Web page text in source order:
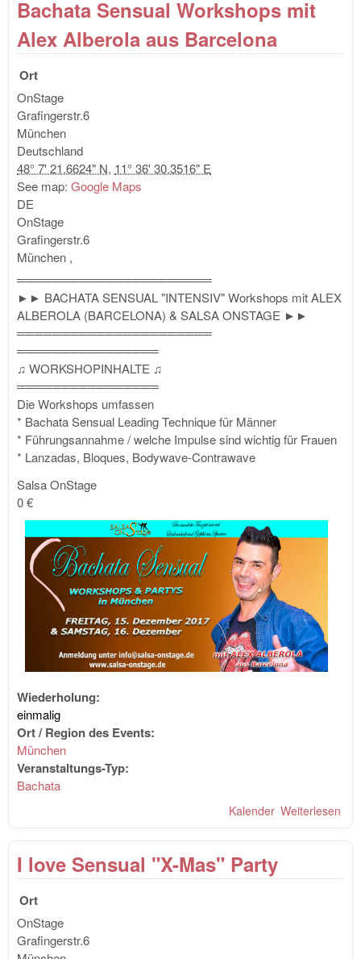
Bachata Sensual Workshops mit
Alex Alberola aus Barcelona
Ort
OnStage
Grafingerstr.6
München
Deutschland
48° 7' 21.6624" N, 11° 36' 30.3516" E
See map: Google Maps
DE
OnStage
Grafingerstr.6
München ,
══════════════════════
►► BACHATA SENSUAL "INTENSIV" Workshops mit ALEX
ALBEROLA (BARCELONA) & SALSA ONSTAGE ►►
══════════════════════
════════════════
♫ WORKSHOPINHALTE ♫
════════════════
Die Workshops umfassen
* Bachata Sensual Leading Technique für Männer
* Führungsannahme / welche Impulse sind wichtig für Frauen
* Lanzadas, Bloques, Bodywave-Contrawave
Salsa OnStage
0 €
Wiederholung:
einmalig
Ort / Region des Events:
München
Veranstaltungs-Typ:
Bachata
Weiterlesen
Kalender
I love Sensual "X-Mas" Party
Ort
OnStage
Grafingerstr.6